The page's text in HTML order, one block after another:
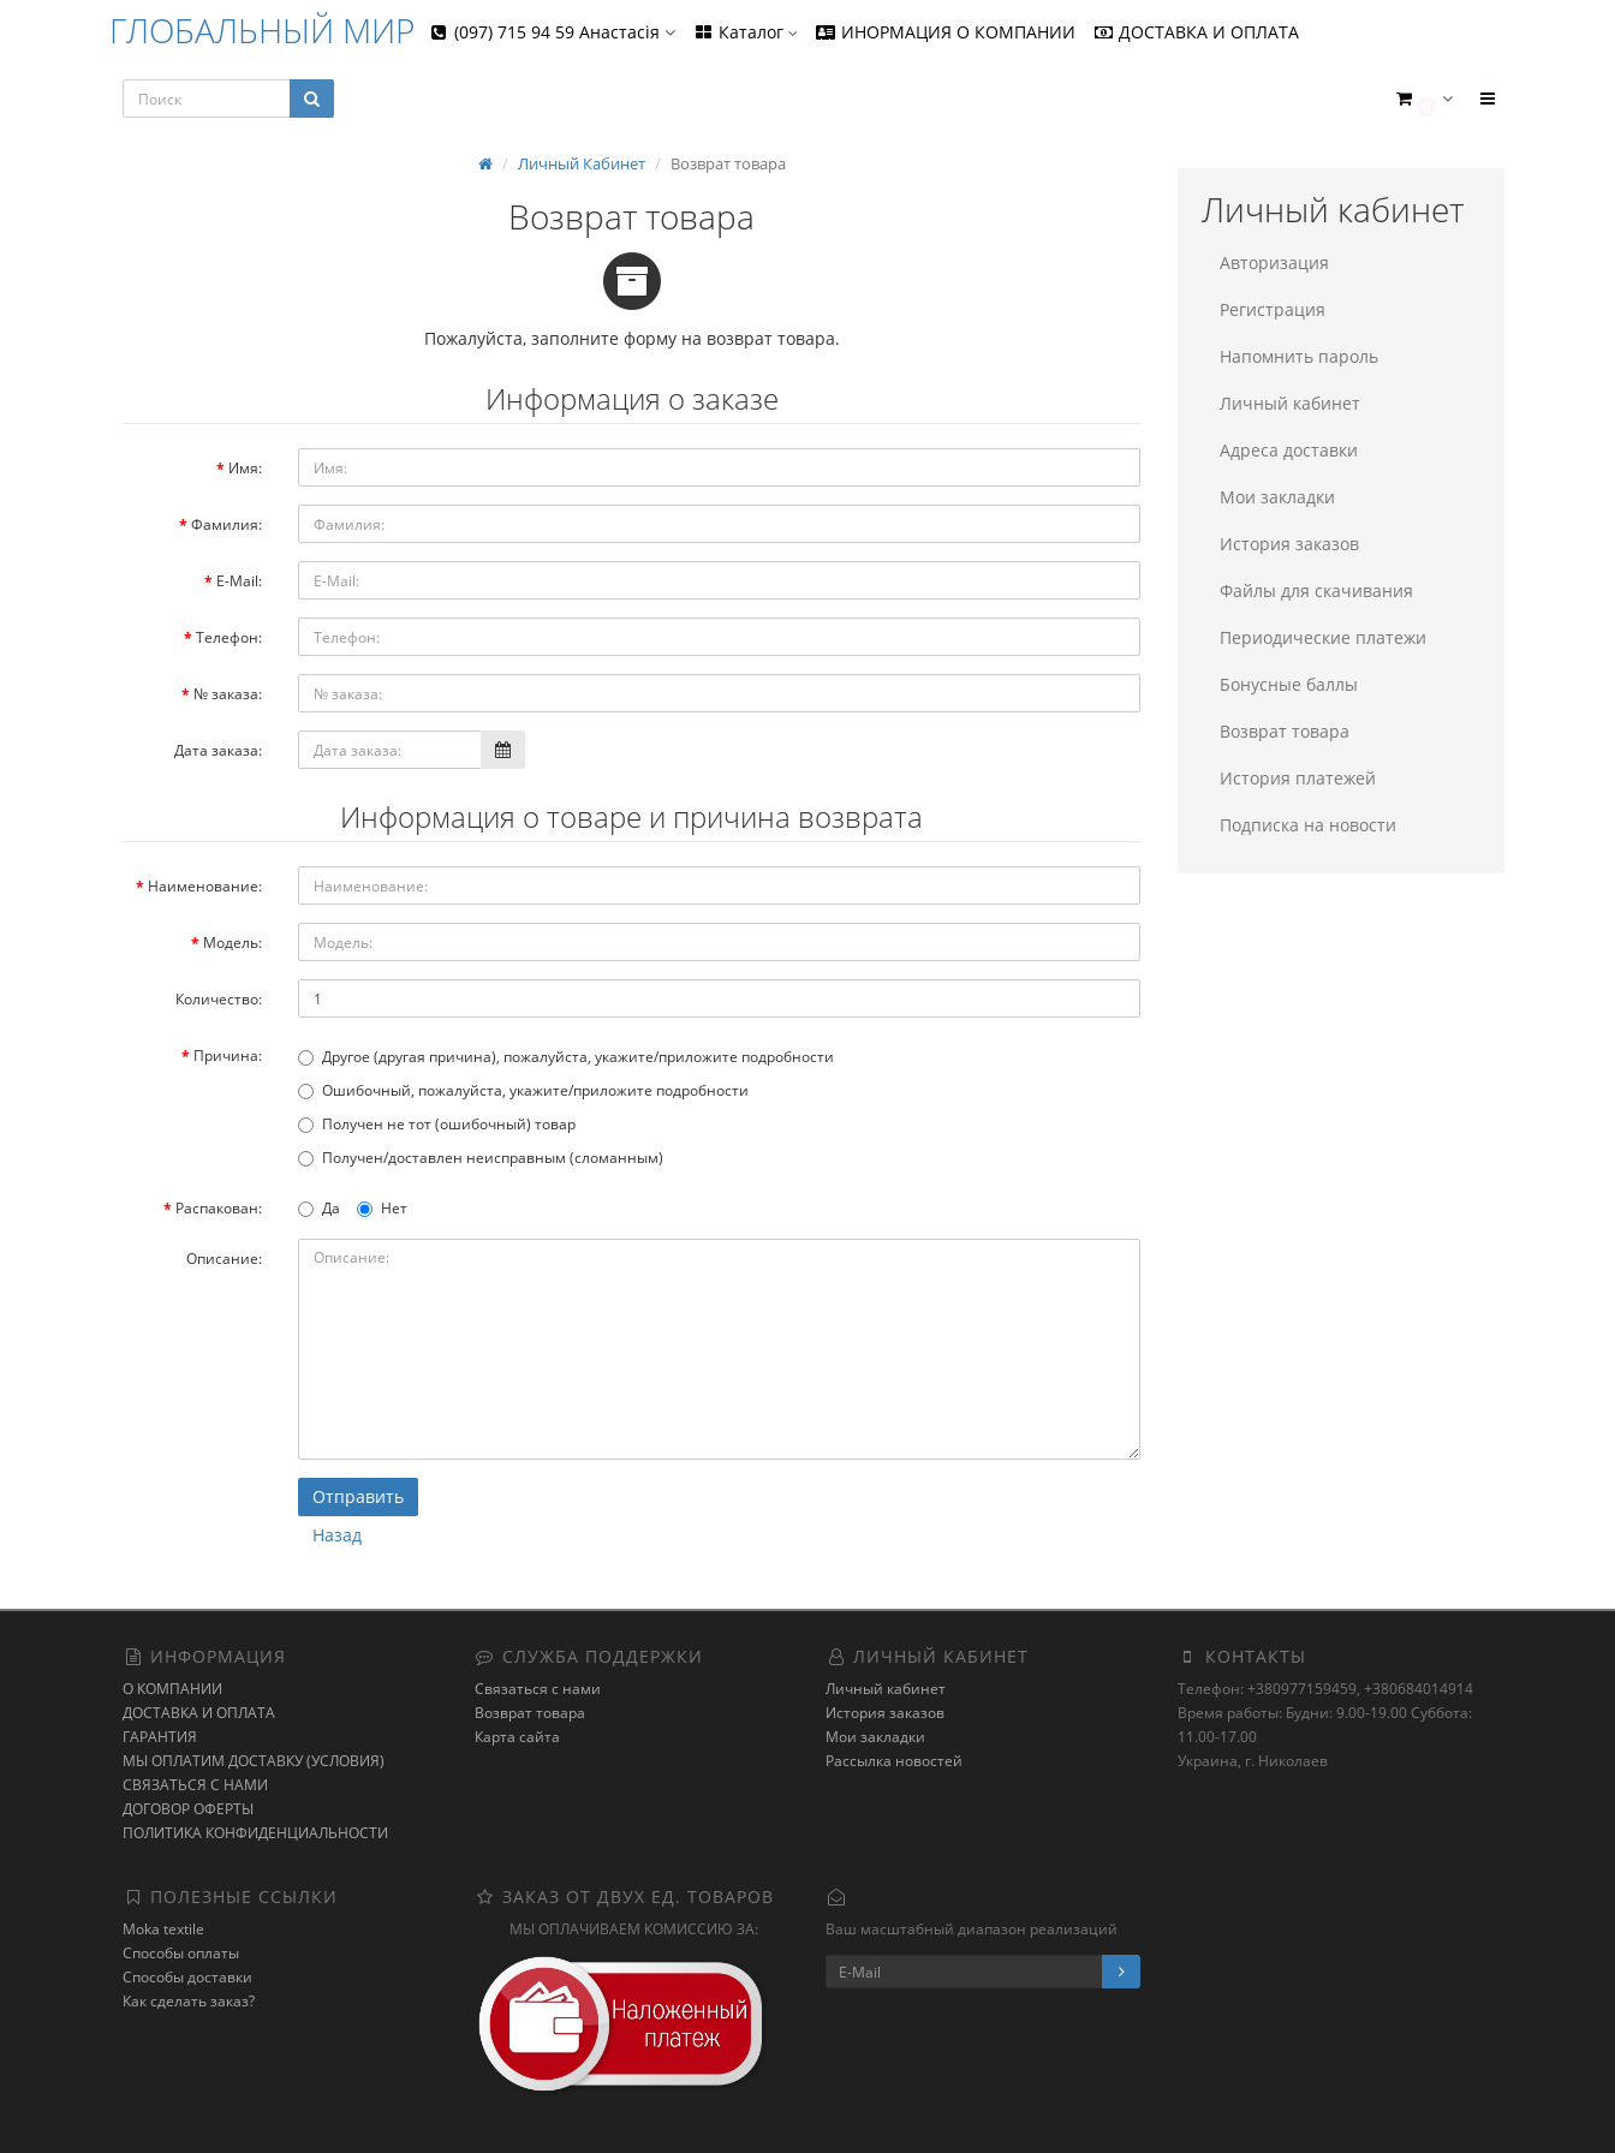
ГЛОБАЛЬНЫЙ МИР (097) 715 94 59 Анастасія Каталог ИНОРМАЦИЯ О КОМПАНИИ ДОСТАВКА И ОПЛАТА
Личный Кабинет Возврат товара
Возврат товара
Пожалуйста, заполните форму на возврат товара.
Информация о заказе
Имя:
Фамилия:
E-Mail:
Телефон:
№ заказа:
Дата заказа:
Информация о товаре и причина возврата
Наименование:
Модель:
Количество:
Причина:
Другое (другая причина), пожалуйста, укажите/приложите подробности
Ошибочный, пожалуйста, укажите/приложите подробности
Получен не тот (ошибочный) товар
Получен/доставлен неисправным (сломанным)
Распакован: Да Нет
Описание:
Назад
Личный кабинет
Авторизация
Регистрация
Напомнить пароль
Личный кабинет
Адреса доставки
Мои закладки
История заказов
Файлы для скачивания
Периодические платежи
Бонусные баллы
Возврат товара
История платежей
Подписка на новости
ИНФОРМАЦИЯ
О КОМПАНИИ
ДОСТАВКА И ОПЛАТА
ГАРАНТИЯ
МЫ ОПЛАТИМ ДОСТАВКУ (УСЛОВИЯ)
СВЯЗАТЬСЯ С НАМИ
ДОГОВОР ОФЕРТЫ
ПОЛИТИКА КОНФИДЕНЦИАЛЬНОСТИ
СЛУЖБА ПОДДЕРЖКИ
Связаться с нами
Возврат товара
Карта сайта
ЛИЧНЫЙ КАБИНЕТ
Личный кабинет
История заказов
Мои закладки
Рассылка новостей
КОНТАКТЫ
Телефон: +380977159459, +380684014914
Время работы: Будни: 9.00-19.00 Суббота:
11.00-17.00
Украина, г. Николаев
ПОЛЕЗНЫЕ ССЫЛКИ
Moka textile
Способы оплаты
Способы доставки
Как сделать заказ?
ЗАКАЗ ОТ ДВУХ ЕД. ТОВАРОВ
МЫ ОПЛАЧИВАЕМ КОМИССИЮ ЗА: Ваш масштабный диапазон реализаций